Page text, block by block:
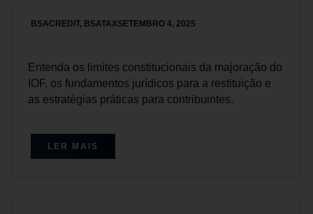
BSACREDIT, BSATAXSETEMBRO 4, 2025
Entenda os limites constitucionais da majoração do
IOF, os fundamentos jurídicos para a restituição e
as estratégias práticas para contribuintes.
LER MAIS